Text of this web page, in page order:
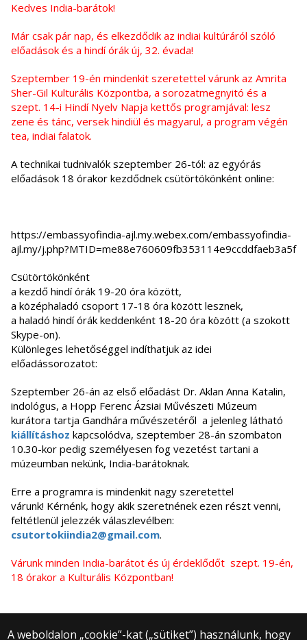
Kedves India-barátok!
Már csak pár nap, és elkezdődik az indiai kultúráról szóló
előadások és a hindí órák új, 32. évada!
Szeptember 19-én mindenkit szeretettel várunk az Amrita
Sher-Gil Kulturális Központba, a sorozatmegnyitó és a
szept. 14-i Hindí Nyelv Napja kettős programjával: lesz
zene és tánc, versek hindiül és magyarul, a program végén
tea, indiai falatok.
A technikai tudnivalók szeptember 26-tól: az egyórás
előadások 18 órakor kezdődnek csütörtökönként online:
https://embassyofindia-ajl.my.webex.com/embassyofindia-
ajl.my/j.php?MTID=me88e760609fb353114e9ccddfaeb3a5f
Csütörtökönként
a kezdő hindí órák 19-20 óra között,
a középhaladó csoport 17-18 óra között lesznek,
a haladó hindí órák keddenként 18-20 óra között (a szokott
Skype-on).
Különleges lehetőséggel indíthatjuk az idei
előadássorozatot:
Szeptember 26-án az első előadást Dr. Aklan Anna Katalin,
indológus, a Hopp Ferenc Ázsiai Művészeti Múzeum
kurátora tartja Gandhára művészetéről a jelenleg látható
kiállításhoz kapcsolódva, szeptember 28-án szombaton
10.30-kor pedig személyesen fog vezetést tartani a
múzeumban nekünk, India-barátoknak.
Erre a programra is mindenkit nagy szeretettel
várunk! Kérnénk, hogy akik szeretnének ezen részt venni,
feltétlenül jelezzék válaszlevélben:
csutortokiindia2@gmail.com.
Várunk minden India-barátot és új érdeklődőt szept. 19-én,
18 órakor a Kulturális Központban!
A weboldalon „cookie”-kat („sütiket”) használunk, hogy